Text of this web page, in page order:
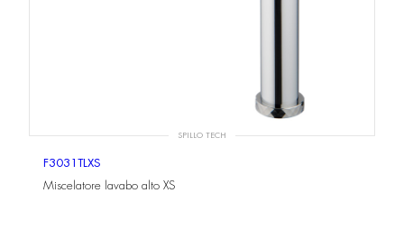
SPILLO TECH
F3031TLXS
Miscelatore lavabo alto XS